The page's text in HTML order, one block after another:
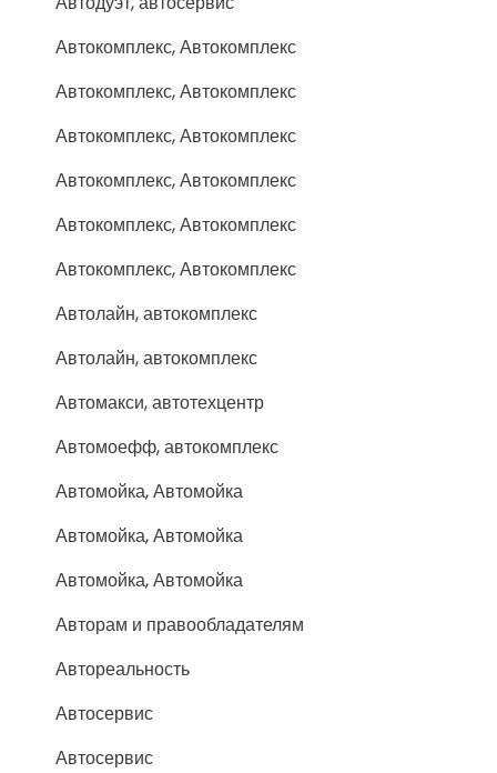
Автокомплекс, Автокомплекс
Автокомплекс, Автокомплекс
Автокомплекс, Автокомплекс
Автокомплекс, Автокомплекс
Автокомплекс, Автокомплекс
Автокомплекс, Автокомплекс
Автолайн, автокомплекс
Автолайн, автокомплекс
Автомакси, автотехцентр
Автомоефф, автокомплекс
Автомойка, Автомойка
Автомойка, Автомойка
Автомойка, Автомойка
Авторам и правообладателям
Автореальность
Автосервис
Автосервис